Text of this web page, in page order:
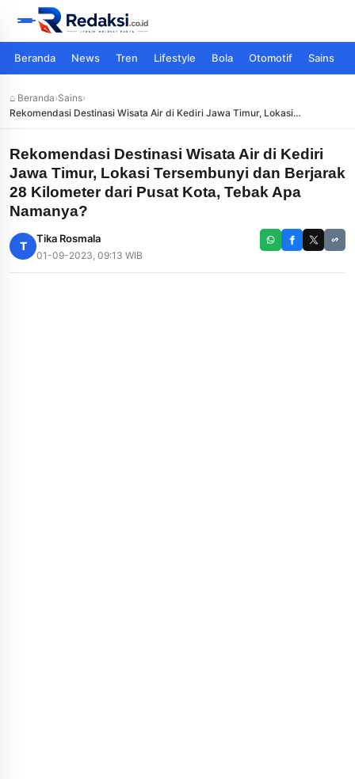
Beranda News Tren Lifestyle Bola Otomotif Sains
⌂ Beranda›Sains›
Rekomendasi Destinasi Wisata Air di Kediri Jawa Timur, Lokasi
Tersembunyi dan Berjarak 28 Kilometer dari Pusat Kota, Tebak Apa
Rekomendasi Destinasi Wisata Air di Kediri
Jawa Timur, Lokasi Tersembunyi dan Berjarak
28 Kilometer dari Pusat Kota, Tebak Apa
Namanya?
T
Tika Rosmala
01-09-2023, 09:13 WIB